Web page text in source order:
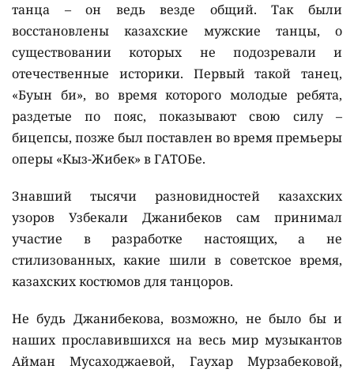
танца – он ведь везде общий. Так были
восстановлены казахские мужские танцы, о
существовании которых не подозревали и
отечественные историки. Первый такой танец,
«Буын би», во время которого молодые ребята,
раздетые по пояс, показывают свою силу –
бицепсы, позже был поставлен во время премьеры
оперы «Кыз-Жибек» в ГАТОБе.
Знавший тысячи разновидностей казахских
узоров Узбекали Джанибеков сам принимал
участие в разработке настоящих, а не
стилизованных, какие шили в советское время,
казахских костюмов для танцоров.
Не будь Джанибекова, возможно, не было бы и
наших прославившихся на весь мир музыкантов
Айман Мусаходжаевой, Гаухар Мурзабековой,